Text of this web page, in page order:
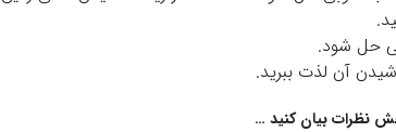
حل شود.
آن لذت ببرید.
نظرات بیان کنید …